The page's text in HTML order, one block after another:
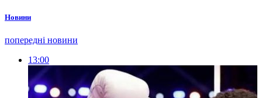
Новини
попередні новини
13:00